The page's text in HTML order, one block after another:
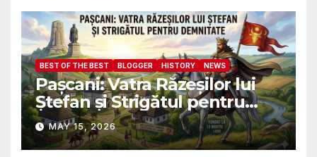
военных атташе НАТО?
BEST OF THE BEST BLOGGER HISTORY NEWS
Pașcani: Vatra Răzeșilor lui
Ștefan și Strigătul pentru
Demnitate în Fața
Amalgamării
MAY 15, 2026